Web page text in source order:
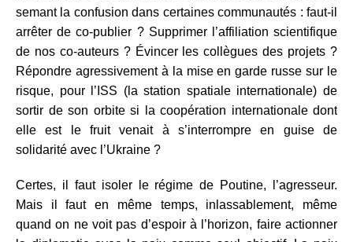
semant la confusion dans certaines communautés : faut-il
arrêter de co-publier ? Supprimer l’affiliation scientifique
de nos co-auteurs ? Évincer les collègues des projets ?
Répondre agressivement à la mise en garde russe sur le
risque, pour l’ISS (la station spatiale internationale) de
sortir de son orbite si la coopération internationale dont
elle est le fruit venait à s’interrompre en guise de
solidarité avec l’Ukraine ?
Certes, il faut isoler le régime de Poutine, l’agresseur.
Mais il faut en même temps, inlassablement, même
quand on ne voit pas d’espoir à l’horizon, faire actionner